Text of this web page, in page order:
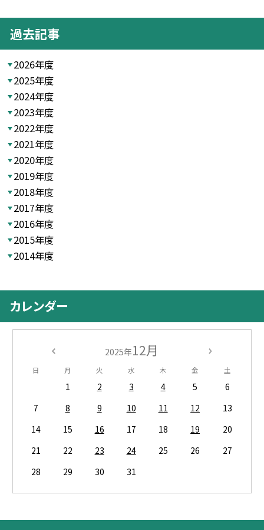
過去記事
2026年度
2025年度
2024年度
2023年度
2022年度
2021年度
2020年度
2019年度
2018年度
2017年度
2016年度
2015年度
2014年度
カレンダー
2025年12月
日 月 火 水 木 金 土
1 2 3 4 5
6
7
8 9 10 11 12
13
14
15 16 17 18 19
20
21
22 23 24 25 26
27
28
29 30 31